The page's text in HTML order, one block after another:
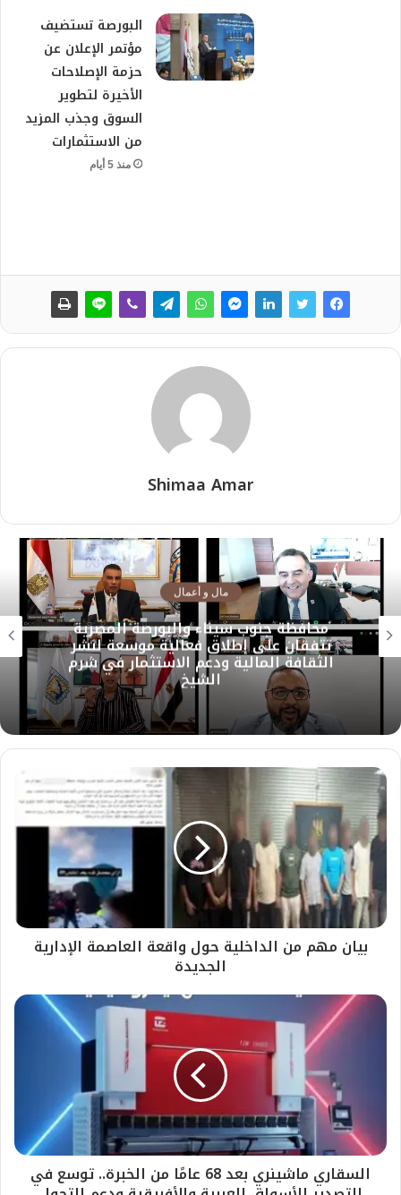
البورصة تستضيف
مؤتمر الإعلان عن
حزمة الإصلاحات
الأخيرة لتطوير
السوق وجذب المزيد
من الاستثمارات
منذ 5 أيام
Shimaa Amar
مال و أعمال
محافظة جنوب سيناء والبورصة المصرية
تتفقان على إطلاق فعالية موسعة لنشر
الثقافة المالية ودعم الاستثمار في شرم
الشيخ
بيان مهم من الداخلية حول واقعة العاصمة الإدارية
الجديدة
السقاري ماشينري بعد 68 عامًا من الخبرة.. توسع في